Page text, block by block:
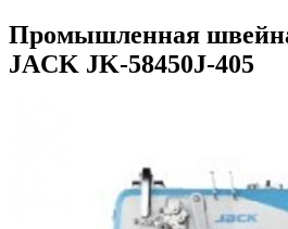
Промышленная
JACK JK-58450J-405